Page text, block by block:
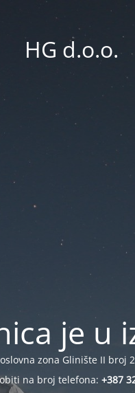
HG d.o.o.
je u
zona Glinište II broj
na broj telefona: +387